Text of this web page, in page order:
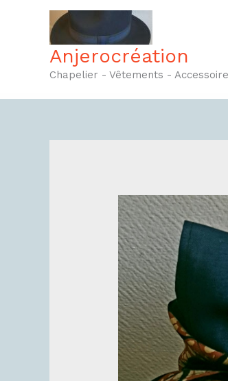
Anjerocréation
Chapelier - Vêtements -